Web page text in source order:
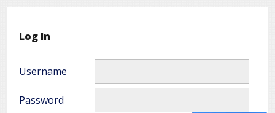
Log In
Username
Password